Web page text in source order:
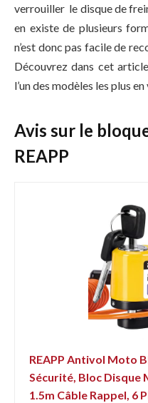
verrouiller le disque de
en existe de plusieurs
n’est donc pas facile de
Découvrez dans cet
l’un des modèles les plus
Avis sur le
REAPP
REAPP Antivol Moto
Sécurité, Bloc Disque
1.5m Câble Rappel, 6